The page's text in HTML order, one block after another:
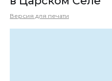
Версия для печати